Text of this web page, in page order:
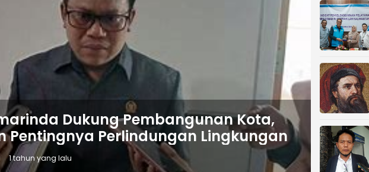
Dukung Pembangunan Kota,
Pentingnya Perlindungan Lingkungan
1 tahun yang lalu